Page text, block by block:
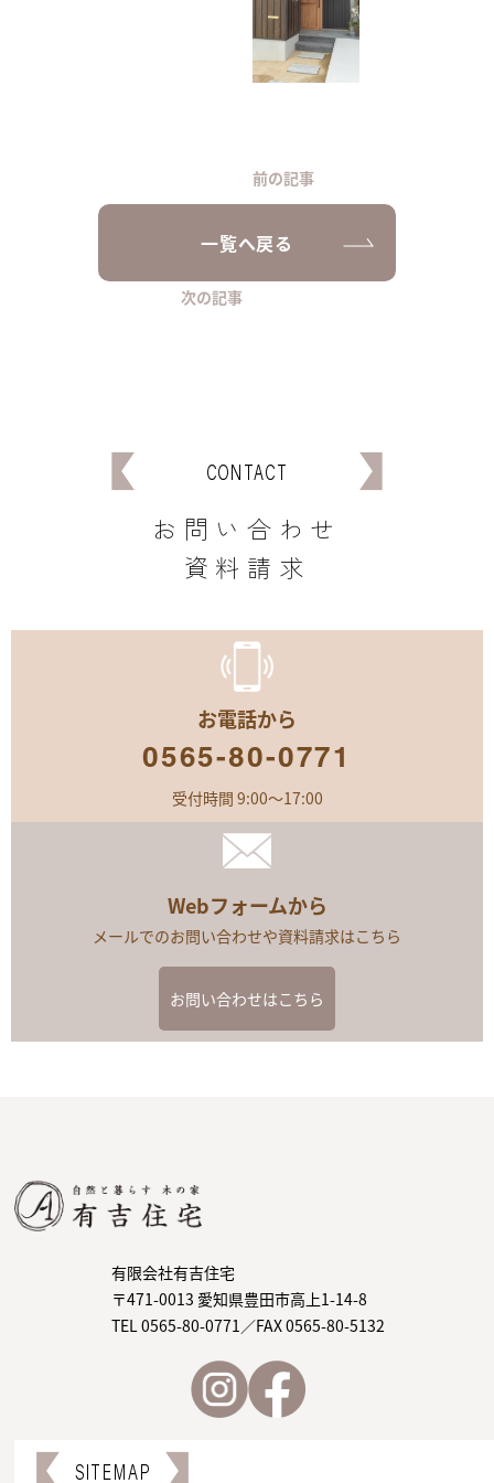
前の記事
次の記事
一覧へ戻る
CONTACT
お問い合わせ
資料請求
お電話から
0565-80-0771
受付時間 9:00～17:00
Webフォームから
メールでのお問い合わせや資料請求はこちら
お問い合わせはこちら
有限会社有吉住宅
〒471-0013 愛知県豊田市高上1-14-8
TEL 0565-80-0771／FAX 0565-80-5132
SITEMAP